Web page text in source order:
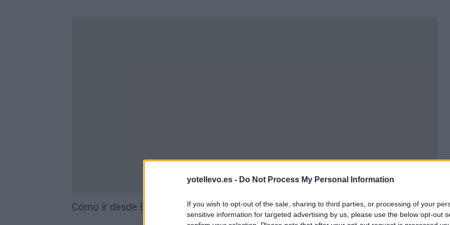
yotellevo.es - Do Not Process My Personal Information
If you wish to opt-out of the sale, sharing to third parties, or processing of your
sensitive information for targeted advertising by us, please use the below opt-out
Cómo ir desde Escorial, El a Faro